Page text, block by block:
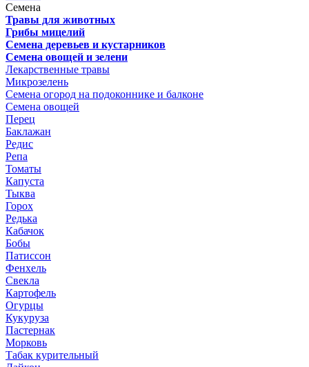
Семена
Травы для животных
Грибы мицелий
Семена деревьев и кустарников
Семена овощей и зелени
Лекарственные травы
Микрозелень
Семена огород на подоконнике и балконе
Семена овощей
Перец
Баклажан
Редис
Репа
Томаты
Капуста
Тыква
Горох
Редька
Кабачок
Бобы
Патиссон
Фенхель
Свекла
Картофель
Огурцы
Кукуруза
Пастернак
Морковь
Табак курительный